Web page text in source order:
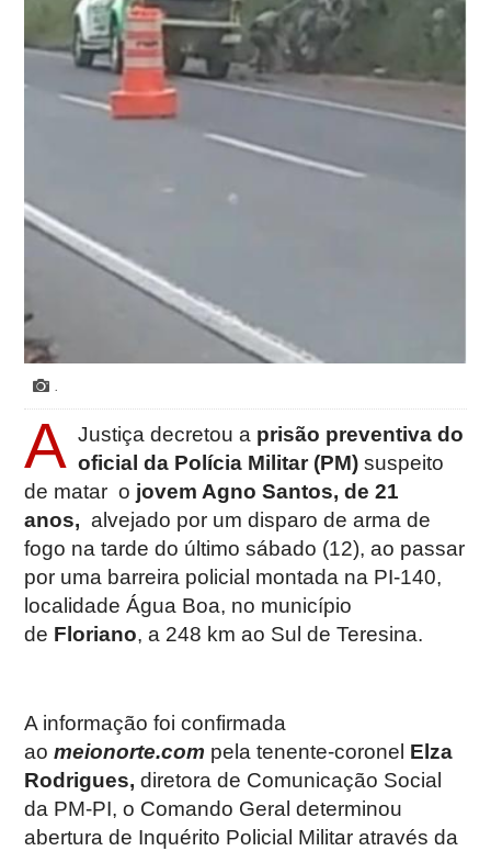
.
A Justiça decretou a prisão preventiva do
oficial da Polícia Militar (PM) suspeito
de matar o jovem Agno Santos, de 21
anos, alvejado por um disparo de arma de
fogo na tarde do último sábado (12), ao passar
por uma barreira policial montada na PI-140,
localidade Água Boa, no município
de Floriano, a 248 km ao Sul de Teresina.
A informação foi confirmada
aomeionorte.com pela tenente-coronel Elza
Rodrigues, diretora de Comunicação Social
da PM-PI, o Comando Geral determinou
abertura de Inquérito Policial Militar através da